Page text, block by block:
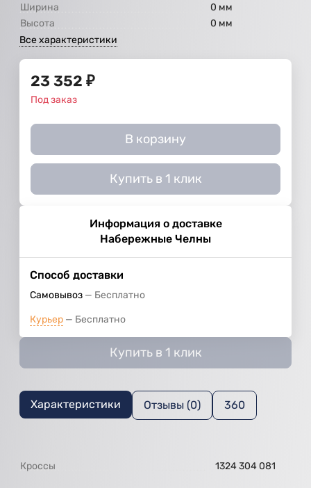
Ширина
0 мм
Высота
0 мм
Все характеристики
23 352 ₽
Под заказ
В корзину
Купить в 1 клик
Информация о доставке
Набережные Челны
Способ доставки
Самовывоз Бесплатно
Курьер Бесплатно
Купить в 1 клик
Характеристики Отзывы (0) 360
Кроссы 1324 304 081